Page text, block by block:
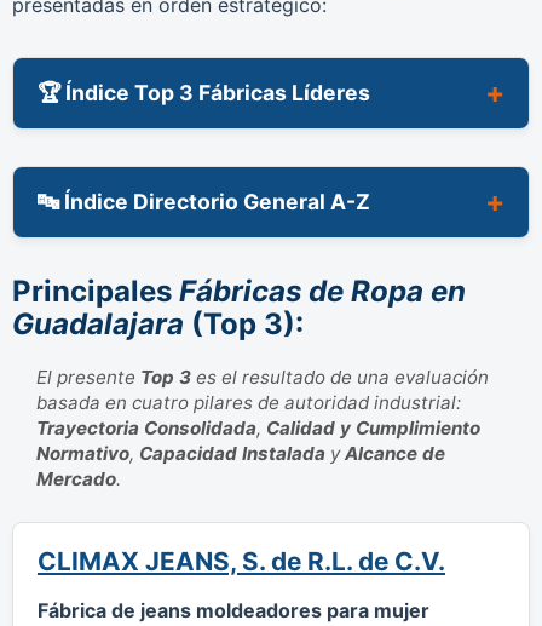
🏆 Índice Top 3 Fábricas Líderes
🔤 Índice Directorio General A-Z
Principales Fábricas de Ropa en
Guadalajara (Top 3):
El presente Top 3 es el resultado de una evaluación
basada en cuatro pilares de autoridad industrial:
Trayectoria Consolidada, Calidad y Cumplimiento
Normativo, Capacidad Instalada yAlcance de
Mercado.
CLIMAX JEANS, S. de R.L. de C.V.
Fábrica de jeans moldeadores para mujer